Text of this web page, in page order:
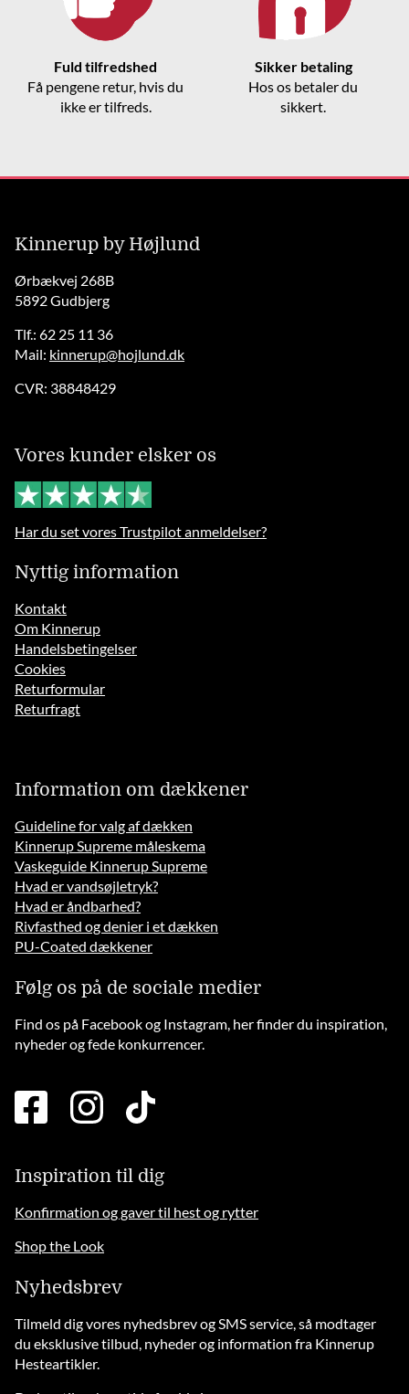
Fuld tilfredshed
Få pengene retur, hvis du
ikke er tilfreds.
Sikker betaling
Hos os betaler du
sikkert.
Kinnerup by Højlund
Ørbækvej 268B
5892 Gudbjerg
Tlf.: 62 25 11 36
Mail: kinnerup@hojlund.dk
CVR: 38848429
Vores kunder elsker os
Har du set vores Trustpilot anmeldelser?
Nyttig information
Kontakt
Om Kinnerup
Handelsbetingelser
Cookies
Returformular
Returfragt
Information om dækkener
Guideline for valg af dækken
Kinnerup Supreme måleskema
Vaskeguide Kinnerup Supreme
Hvad er vandsøjletryk?
Hvad er åndbarhed?
Rivfasthed og denier i et dækken
PU-Coated dækkener
Følg os på de sociale medier
Find os på Facebook og Instagram, her finder du inspiration,
nyheder og fede konkurrencer.
facebook
square
instagramtiktok
Inspiration til dig
Konfirmation og gaver til hest og rytter
Shop the Look
Nyhedsbrev
Tilmeld dig vores nyhedsbrev og SMS service, så modtager
du eksklusive tilbud, nyheder og information fra Kinnerup
Hesteartikler.